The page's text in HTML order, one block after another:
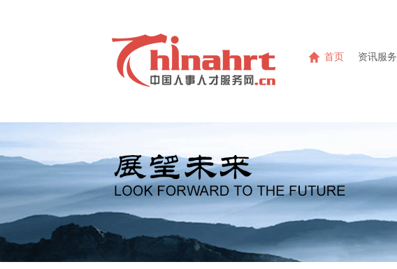
首页 资讯服务